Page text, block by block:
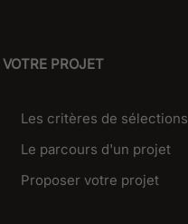
VOTRE PROJET
Les critères de sélections
Le parcours d'un projet
Proposer votre projet